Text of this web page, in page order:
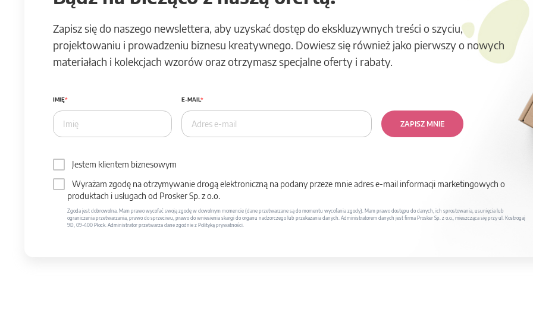
Zapisz się do naszego newslettera, aby uzyskać dostęp do ekskluzywnych treści o szyciu,
projektowaniu i prowadzeniu biznesu kreatywnego. Dowiesz się również jako pierwszy o nowych
materiałach i kolekcjach wzorów oraz otrzymasz specjalne oferty i rabaty.
IMIĘ E-MAIL
ZAPISZ MNIE
Jestem klientem biznesowym
Wyrażam zgodę na otrzymywanie drogą elektroniczną na podany przeze mnie adres e-mail informacji marketingowych o
produktach i usługach od Prosker Sp. z o.o.
Zgoda jest dobrowolna. Mam prawo wycofać swoją zgodę w dowolnym momencie (dane przetwarzane są do momentu wycofania zgody). Mam prawo dostępu do danych, ich sprostowania, usunięcia lub
ograniczenia przetwarzania, prawo do sprzeciwu, prawo do wniesienia skargi do organu nadzorczego lub przekazania danych. Administratorem danych jest firma Prosker Sp. z o.o., mieszcząca się przy ul. Kostrogaj
9D, 09-400 Płock. Administrator przetwarza dane zgodnie z Polityką prywatności.